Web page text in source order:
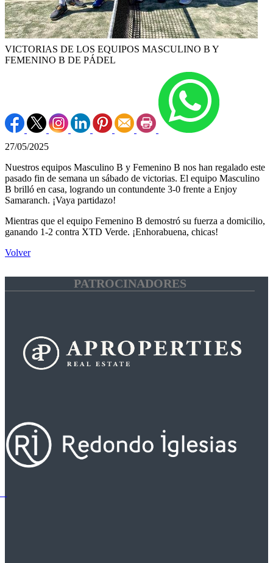
VICTORIAS DE LOS EQUIPOS MASCULINO B Y
FEMENINO B DE PÁDEL
27/05/2025
Nuestros equipos Masculino B y Femenino B nos han regalado este
pasado fin de semana un sábado de victorias. El equipo Masculino
B brilló en casa, logrando un contundente 3-0 frente a Enjoy
Samaranch. ¡Vaya partidazo!
Mientras que el equipo Femenino B demostró su fuerza a domicilio,
ganando 1-2 contra XTD Verde. ¡Enhorabuena, chicas!
Volver
PATROCINADORES